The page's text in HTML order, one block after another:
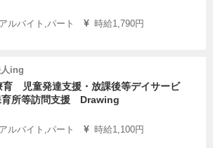
アルバイト,パート
時給1,790円
ing
育 児童発達支援・放課後等デイサービ
育所等訪問支援 Drawing
アルバイト,パート
時給1,100円